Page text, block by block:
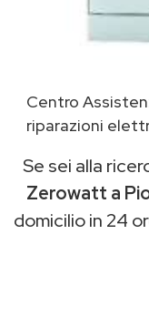
Centro
riparazioni
Se sei alla
Zerowatt a
domicilio in 24